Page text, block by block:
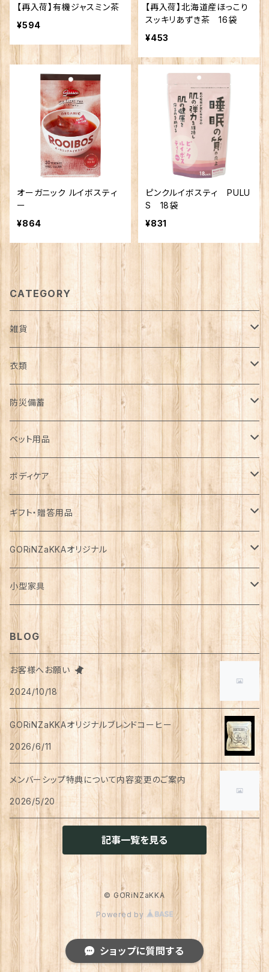
【再入荷】有機ジャスミン茶
¥594
【再入荷】北海道産ほっこり
スッキリあずき茶 16袋
¥453
オーガニック ルイボスティ
ー
¥864
ピンクルイボスティ PULU
S 18袋
¥831
CATEGORY
雑貨
日用品雑貨
インテリア
カゴ・バスケット
エコバッグ
鏡
お風呂・ランドリー
タオル
スリッパ
マスク
ハンドソープ
アロマ・お香
トラベルセット
カレンダー
クッション・クッションカバー
ファブリック・マルチカバー
ブランケット
照明
服飾雑貨
帽子
アクセサリー
マフラー・ストール
ブランケット
バッグ
カゴバッグ
スマホショルダーバッグ
ポーチ
お財布・カード入れ
手袋・アームカバー
ハンカチ
てぬぐい
キーホルダー
メガネ・メガネケース
傘
レインコート
キッチン雑貨
食器
お箸
カトラリー
ストロー
ポット・急須
湯のみ
カップ&ソーサー
マグカップ
コースター
お皿
箸置き
お菓子作り
ふきん
トレー・お盆
ガーデン雑貨
ジョウロ
鉢
支柱
ステーショナリー
紙類
ノート
カード
はがき
ペン
メモ帳
便箋
スケジュール帳
はさみ
ふせん
ポチ袋
マスキングテープ
シール
ミニチュア
アウトドア
手芸用品
衣類
アウター
コート
ダウン
ジャケット
パーカー・ウィンドブレーカー
カーディガン
ベスト
ブルゾン
トップス
長袖
半袖
五分丈、七分丈
ニット
タンクトップ
フレンチスリーブ
ボトムス
スカート
キュロット
パンツ
ワンピース・チュニック
ルームウェア・パジャマ
アンダーウェア
レッグウェア
靴下
タイツ
足首ウォーマー
メンズ
ボトムス
アウター
ジャケット
トップス
防災備蓄
防災用品
下着
食器・カトラリー
バッテリー
ブランケット・寝具
食料
パックご飯
お餅
穀物
粉物
缶詰・瓶詰
レトルト惣菜
カレー
味噌汁・スープ
お茶漬け
乾物
調味料・オイル
だし
ジャム・ペースト
飲料
水・炭酸水
ジュース
コーヒー
紅茶
お茶
ハーブティー
希釈飲料
ペーパー類
トイレットペーパー
ティッシュペーパー
ライト
ろうそく
ペット用品
ドライフード
犬用
猫用
ウェットフード
無添加・手作り（犬用）
猫用
缶詰
犬用
猫用
レトルト食品
犬用
猫用
おやつ
犬用
猫用
犬猫共通
食器
犬用
猫用
衣類・服飾雑貨
犬用
猫用
おもちゃ
犬用
猫用
ボディケア
犬用
猫用
犬猫兼用
ベッド
トイレ周り
犬用
猫用
犬猫兼用
その他雑貨
サプリメント
犬
ボディケア
基礎化粧品
化粧水
乳液
医薬部外品
リップクリーム
メイク用品
ボディーソープ
ヘアケア
クシ・ブラシ
シャンプー
リンスインシャンプー
トリートメント
せっけん
洗顔
ハンドクリーム
オーラルケア
入浴剤・バスボム
ギフト・贈答用品
食品・飲料
食器類
タオル
洗剤
防災用品
ラッピング資材
GORiNZaKKAオリジナル
アパレル
Tシャツ
アクセサリー
ピアス
イヤリング・ノンホールピアス
リング
飲料
珈琲
小型家具
スツール
BLOG
お客様へお願い
2024/10/18
GORiNZaKKAオリジナルブレンドコーヒー
2026/6/11
メンバーシップ特典について内容変更のご案内
2026/5/20
記事一覧を見る
© GORiNZaKKA
Powered by
ショップに質問する